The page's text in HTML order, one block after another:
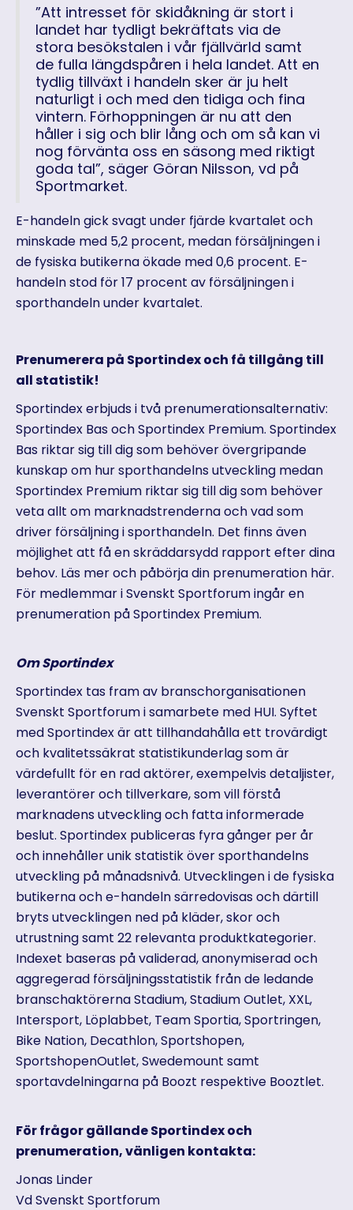
”Att intresset för skidåkning är stort i
landet har tydligt bekräftats via de
stora besökstalen i vår fjällvärld samt
de fulla längdspåren i hela landet. Att en
tydlig tillväxt i handeln sker är ju helt
naturligt i och med den tidiga och fina
vintern. Förhoppningen är nu att den
håller i sig och blir lång och om så kan vi
nog förvänta oss en säsong med riktigt
goda tal”, säger Göran Nilsson, vd på
Sportmarket.
E-handeln gick svagt under fjärde kvartalet och
minskade med 5,2 procent, medan försäljningen i
de fysiska butikerna ökade med 0,6 procent. E-
handeln stod för 17 procent av försäljningen i
sporthandeln under kvartalet.
Prenumerera på Sportindex och få tillgång till
all statistik!
Sportindex erbjuds i två prenumerationsalternativ:
Sportindex Bas och Sportindex Premium. Sportindex
Bas riktar sig till dig som behöver övergripande
kunskap om hur sporthandelns utveckling medan
Sportindex Premium riktar sig till dig som behöver
veta allt om marknadstrenderna och vad som
driver försäljning i sporthandeln. Det finns även
möjlighet att få en skräddarsydd rapport efter dina
behov. Läs mer och påbörja din prenumeration här.
För medlemmar i Svenskt Sportforum ingår en
prenumeration på Sportindex Premium.
Om Sportindex
Sportindex tas fram av branschorganisationen
Svenskt Sportforum i samarbete med HUI. Syftet
med Sportindex är att tillhandahålla ett trovärdigt
och kvalitetssäkrat statistikunderlag som är
värdefullt för en rad aktörer, exempelvis detaljister,
leverantörer och tillverkare, som vill förstå
marknadens utveckling och fatta informerade
beslut. Sportindex publiceras fyra gånger per år
och innehåller unik statistik över sporthandelns
utveckling på månadsnivå. Utvecklingen i de fysiska
butikerna och e-handeln särredovisas och därtill
bryts utvecklingen ned på kläder, skor och
utrustning samt 22 relevanta produktkategorier.
Indexet baseras på validerad, anonymiserad och
aggregerad försäljningsstatistik från de ledande
branschaktörerna Stadium, Stadium Outlet, XXL,
Intersport, Löplabbet, Team Sportia, Sportringen,
Bike Nation, Decathlon, Sportshopen,
SportshopenOutlet, Swedemount samt
sportavdelningarna på Boozt respektive Booztlet.
För frågor gällande Sportindex och
prenumeration, vänligen kontakta:
Jonas Linder
Vd Svenskt Sportforum